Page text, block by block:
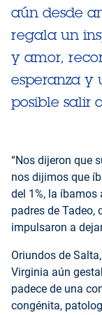
aún desde
regala un
y amor,
esperanza y
posible salir
“Nos dijeron que
nos dijimos que
del 1%, la íbamos
padres de
impulsaron a
Oriundos de
Virginia aún
padece de una
congénita,